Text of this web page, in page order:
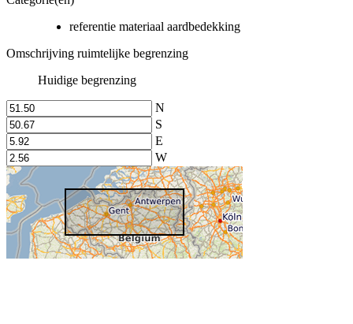
referentie materiaal aardbedekking
Omschrijving ruimtelijke begrenzing
Huidige begrenzing
N
S
E
W